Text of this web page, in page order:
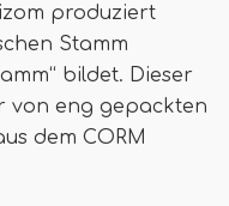
produziert
Stamm
bildet. Dieser
von eng gepackten
dem CORM